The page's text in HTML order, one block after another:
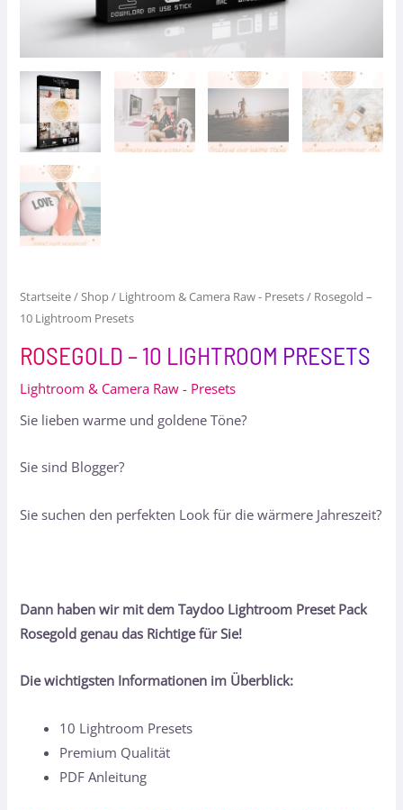
Startseite/Shop/ Lightroom & Camera Raw - Presets/ Rosegold –
10 Lightroom Presets
ROSEGOLD – 10 LIGHTROOM PRESETS
Lightroom & Camera Raw - Presets
Sie lieben warme und goldene Töne?
Sie sind Blogger?
Sie suchen den perfekten Look für die wärmere Jahreszeit?
Dann haben wir mit dem Taydoo Lightroom Preset Pack
Rosegold genau das Richtige für Sie!
Die wichtigsten Informationen im Überblick:
10 Lightroom Presets
Premium Qualität
PDF Anleitung